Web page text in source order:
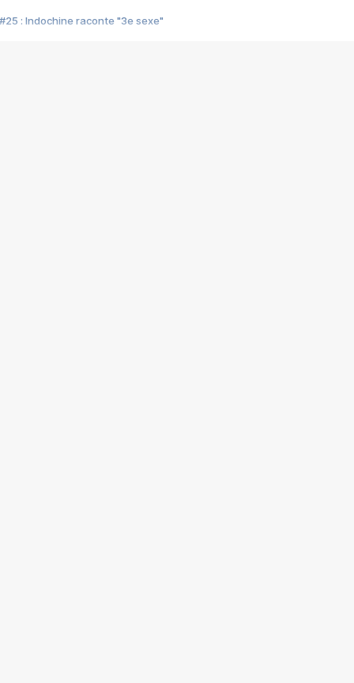
#25 : Indochine raconte "3e sexe"